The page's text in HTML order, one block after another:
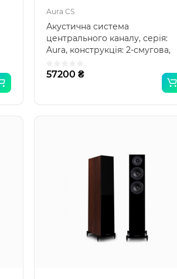
Aura CS
Акустична система
центрального каналу, серія:
Aura, конструкція: 2-смугова,
57200 ₴